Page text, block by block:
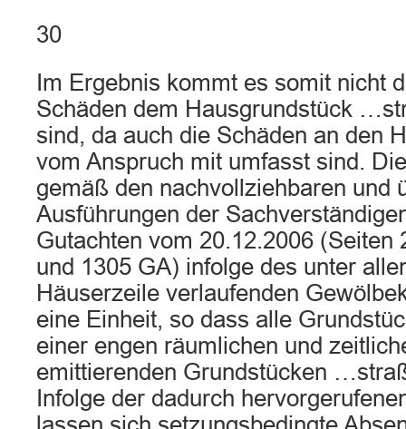
30
Im Ergebnis kommt es somit nicht
Schäden dem Hausgrundstück
sind, da auch die Schäden an
vom Anspruch mit umfasst sind.
gemäß den nachvollziehbaren und
Ausführungen der
Gutachten vom 20.12.2006 (Seiten
und 1305 GA) infolge des unter
Häuserzeile verlaufenden
eine Einheit, so dass alle
einer engen räumlichen und
emittierenden Grundstücken
Infolge der dadurch